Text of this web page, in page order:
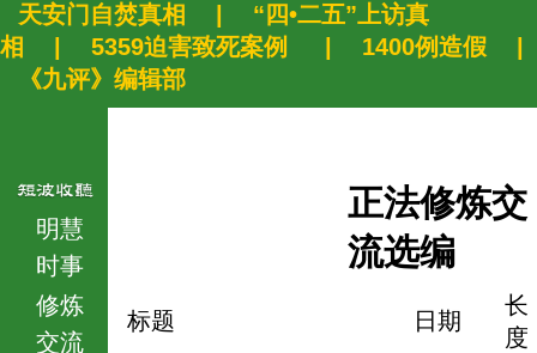
天安门自焚真相
“四•二五”上访真
相
5359迫害致死案例 1400例造假
《九评》编辑部
明慧
时事
修炼
交流
正法修炼交
流选编
标题 日期
长
度